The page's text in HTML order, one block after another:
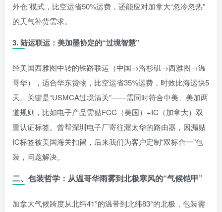
外仓”模式，比空运省50%运费，还能应对加拿大“忽冷忽热”
的天气补货需求。
3. 陆运联运：美加墨协定的“过境智慧”
经美国西雅图中转的铁路联运（中国→洛杉矶→西雅图→温
哥华），适合华东货物，比空运省35%运费，时效比海运快5
天。关键是“USMCA过境清关”——需同时符合中美、美加两
道规则，比如电子产品需贴FCC（美国）+IC（加拿大）双
重认证标签。曾帮深圳电子厂寄往渥太华的路由器，因漏贴
IC标签被美国海关扣留，后来我们为客户定制“双标合一”包
装，问题解决。
二、包装哲学：从温哥华雨雾到北极寒风的“气候铠甲”
加拿大气候跨度从北纬41°的温带到北纬83°的北极，包装需